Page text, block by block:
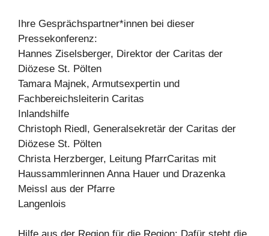
Ihre Gesprächspartner*innen bei dieser
Pressekonferenz:
Hannes Ziselsberger, Direktor der Caritas der
Diözese St. Pölten
Tamara Majnek, Armutsexpertin und
Fachbereichsleiterin Caritas
Inlandshilfe
Christoph Riedl, Generalsekretär der Caritas der
Diözese St. Pölten
Christa Herzberger, Leitung PfarrCaritas mit
Haussammlerinnen Anna Hauer und Drazenka
Meissl aus der Pfarre
Langenlois